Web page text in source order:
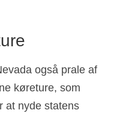
også prale af
køreture, som
at nyde statens